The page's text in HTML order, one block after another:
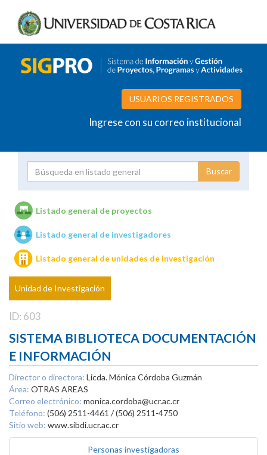
USUARIOS REGISTRADOS
Ingrese con su correo institucional
Unidades de investigación
Listado general de proyectos
Listado general de investigadores
Listado general de unidades de investigación
Unidad de Investigación
ID: 603
SISTEMA BIBLIOTECA DOCUMENTACIÓN
E INFORMACIÓN
Director o directora: Licda. Mónica Córdoba Guzmán
Área: OTRAS AREAS
Correo electrónico: monica.cordoba@ucr.ac.cr
Teléfono: (506) 2511-4461 / (506) 2511-4750
Sitio web: www.sibdi.ucr.ac.cr
Personas investigadoras